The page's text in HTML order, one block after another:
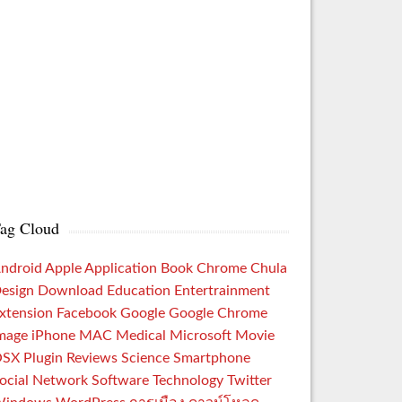
Cloud
Apple Application Book Chrome Chula
Download Education Entertrainment
Facebook Google Google Chrome
iPhone MAC Medical Microsoft Movie
Plugin Reviews Science Smartphone
Network Software Technology Twitter